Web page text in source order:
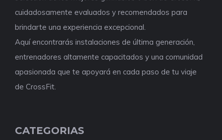
cuidadosamente evaluados y recomendados para
brindarte una experiencia excepcional.
Aquí encontrarás instalaciones de última generación,
entrenadores altamente capacitados y una comunidad
apasionada que te apoyará en cada paso de tu viaje
de CrossFit.
CATEGORIAS